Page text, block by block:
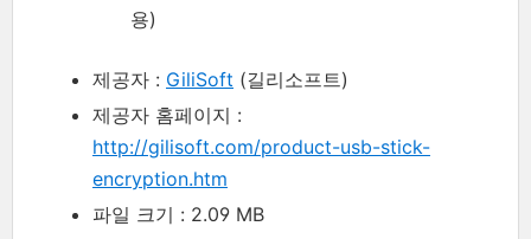
용)
제공자 : GiliSoft (길리소프트)
제공자 홈페이지 :
http://gilisoft.com/product-usb-stick-
encryption.htm
파일 크기 : 2.09 MB